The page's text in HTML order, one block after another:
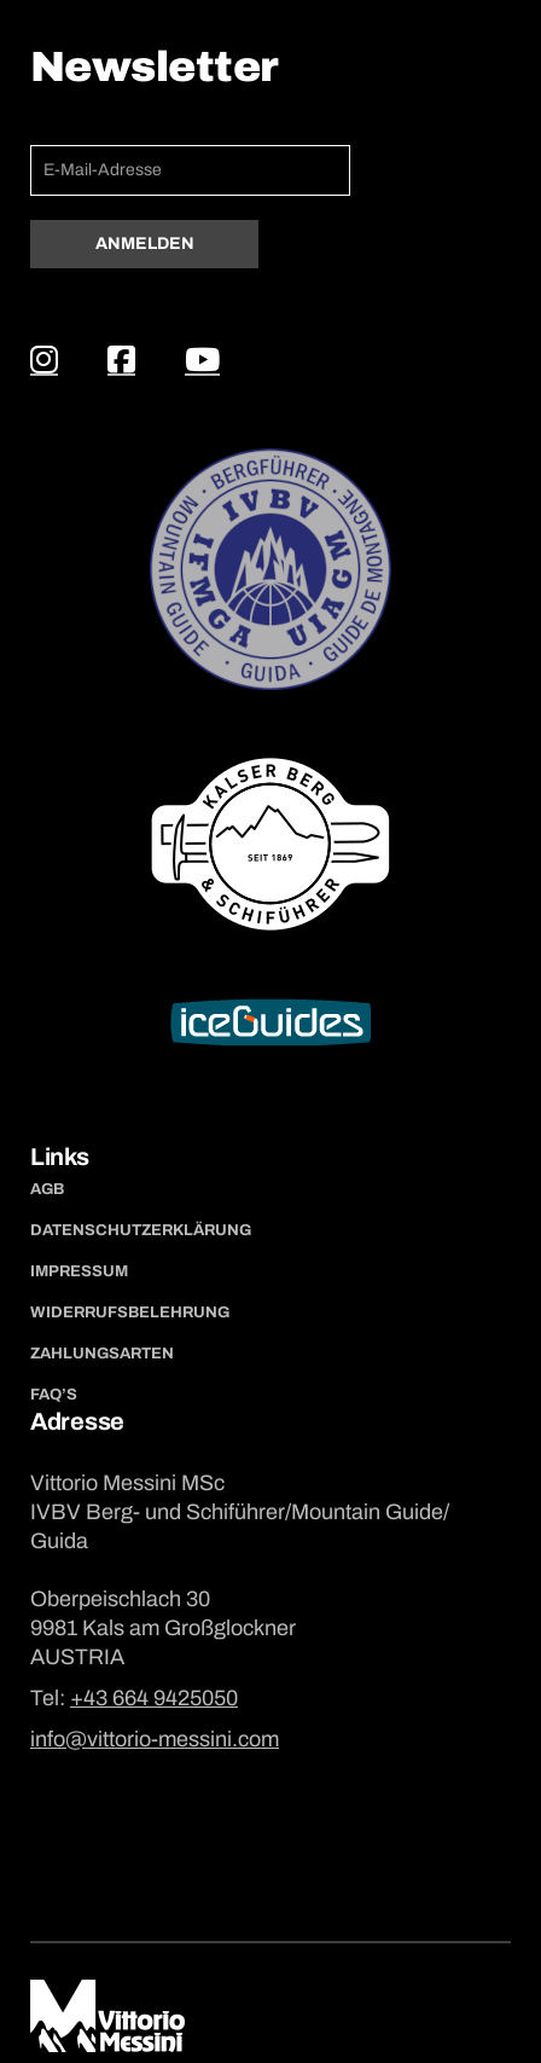
Newsletter
Links
AGB
DATENSCHUTZERKLÄRUNG
IMPRESSUM
WIDERRUFSBELEHRUNG
ZAHLUNGSARTEN
FAQ’S
Adresse
Vittorio Messini MSc
IVBV Berg- und Schiführer/Mountain Guide/
Guida
Oberpeischlach 30
9981 Kals am Großglockner
AUSTRIA
Tel: +43 664 9425050
info@vittorio-messini.com